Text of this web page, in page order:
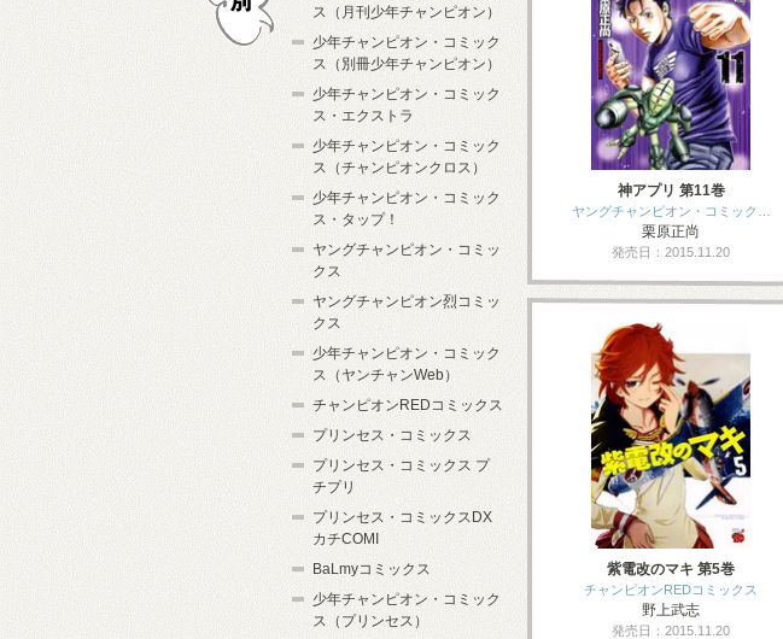
神アプリ 第11巻
ヤングチャンピオン・コミック…
栗原正尚
発売日：2015.11.20
紫電改のマキ 第5巻
チャンピオンREDコミックス
野上武志
発売日：2015.11.20
ス（月刊少年チャンピオン）
少年チャンピオン・コミック
ス（別冊少年チャンピオン）
少年チャンピオン・コミック
ス・エクストラ
少年チャンピオン・コミック
ス（チャンピオンクロス）
少年チャンピオン・コミック
ス・タップ！
ヤングチャンピオン・コミッ
クス
ヤングチャンピオン烈コミッ
クス
少年チャンピオン・コミック
ス（ヤンチャンWeb）
チャンピオンREDコミックス
プリンセス・コミックス
プリンセス・コミックス プ
チプリ
プリンセス・コミックスDX
カチCOMI
BaLmyコミックス
少年チャンピオン・コミック
ス（プリンセス）